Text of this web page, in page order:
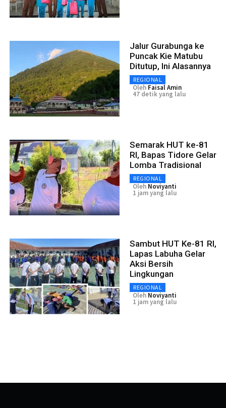
Jalur Gurabunga ke
Puncak Kie Matubu
Ditutup, Ini Alasannya
REGIONAL
Oleh Faisal Amin
47 detik yang lalu
Semarak HUT ke-81
RI, Bapas Tidore Gelar
Lomba Tradisional
REGIONAL
Oleh Noviyanti
1 jam yang lalu
Sambut HUT Ke-81 RI,
Lapas Labuha Gelar
Aksi Bersih
Lingkungan
REGIONAL
Oleh Noviyanti
1 jam yang lalu